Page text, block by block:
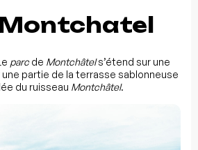
parcde Montchâtels’étend sur une
partie de la terrasse sablonneuse
du ruisseau Montchâtel.